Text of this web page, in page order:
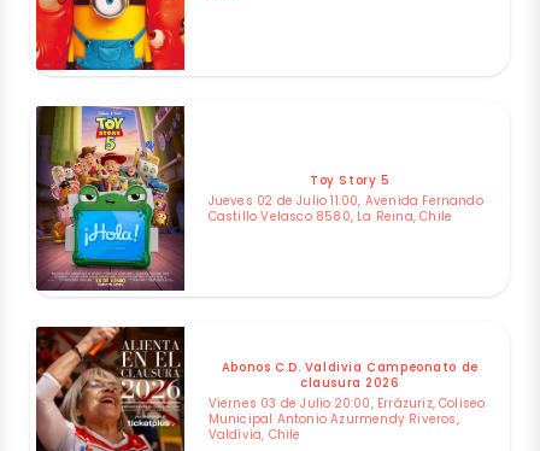
Toy Story 5
Jueves 02 de Julio 11:00, Avenida Fernando
Castillo Velasco 8580, La Reina, Chile
Abonos C.D. Valdivia Campeonato de
clausura 2026
Viernes 03 de Julio 20:00, Errázuriz, Coliseo
Municipal Antonio Azurmendy Riveros,
Valdivia, Chile